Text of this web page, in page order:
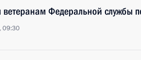
ветеранам Федеральной службы
09:30